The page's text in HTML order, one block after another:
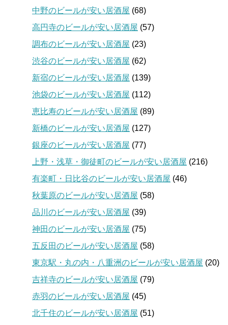
中野のビールが安い居酒屋 (68)
高円寺のビールが安い居酒屋 (57)
調布のビールが安い居酒屋 (23)
渋谷のビールが安い居酒屋 (62)
新宿のビールが安い居酒屋 (139)
池袋のビールが安い居酒屋 (112)
恵比寿のビールが安い居酒屋 (89)
新橋のビールが安い居酒屋 (127)
銀座のビールが安い居酒屋 (77)
上野・浅草・御徒町のビールが安い居酒屋 (216)
有楽町・日比谷のビールが安い居酒屋 (46)
秋葉原のビールが安い居酒屋 (58)
品川のビールが安い居酒屋 (39)
神田のビールが安い居酒屋 (75)
五反田のビールが安い居酒屋 (58)
東京駅・丸の内・八重洲のビールが安い居酒屋 (20)
吉祥寺のビールが安い居酒屋 (79)
赤羽のビールが安い居酒屋 (45)
北千住のビールが安い居酒屋 (51)